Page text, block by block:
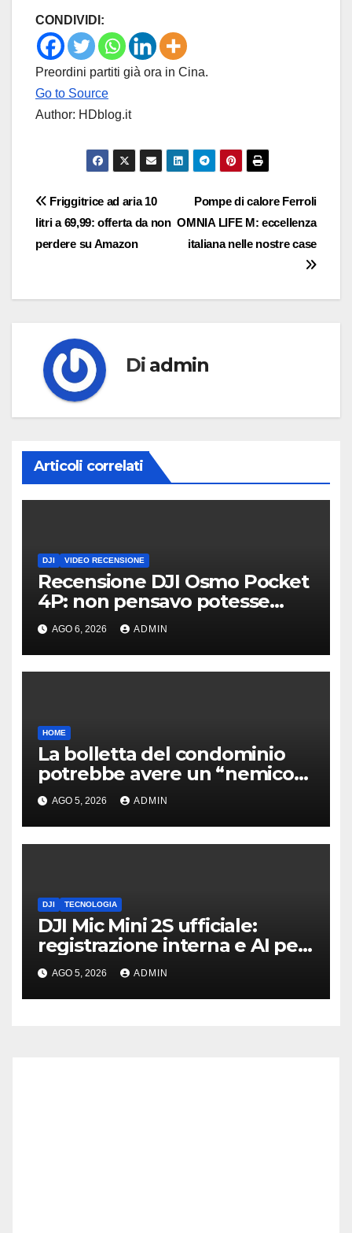
CONDIVIDI:
Preordini partiti già ora in Cina.
Go to Source
Author: HDblog.it
Navigazione
articoli
Pompe di calore Ferroli
OMNIA LIFE M: eccellenza
italiana nelle nostre case
Friggitrice ad aria 10
litri a 69,99: offerta da non
perdere su Amazon
Di admin
Articoli correlati
DJI VIDEO RECENSIONE
Recensione DJI Osmo Pocket
4P: non pensavo potesse
piacermi così tanto
AGO 6, 2026 ADMIN
HOME
La bolletta del condominio
potrebbe avere un “nemico”
insospettabile
AGO 5, 2026 ADMIN
DJI TECNOLOGIA
DJI Mic Mini 2S ufficiale:
registrazione interna e AI per
l’audio | Prezzi
AGO 5, 2026 ADMIN